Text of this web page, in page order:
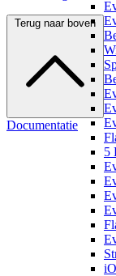
5
Terug naar boven
Documentatie